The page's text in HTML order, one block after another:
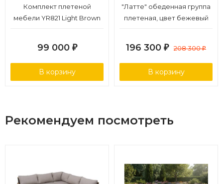
Комплект плетеной
мебели YR821 Light Brown
99 000 ₽
В корзину
"Латте" обеденная группа
плетеная, цвет бежевый
196 300 ₽ 208 300₽
В корзину
Рекомендуем посмотреть